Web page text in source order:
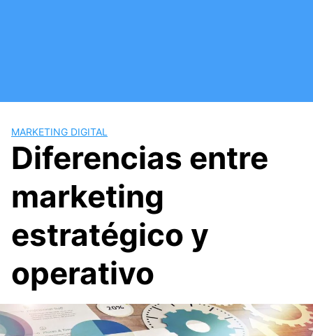
MARKETING DIGITAL
Diferencias entre
marketing
estratégico y
operativo